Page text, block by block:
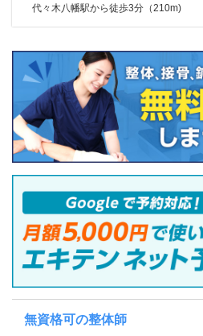
代々木八幡駅から徒歩3分（210m)
無資格可の整体師